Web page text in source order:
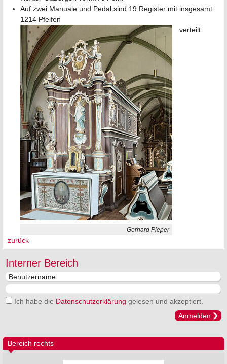
Auf zwei Manuale und Pedal sind 19 Register mit insgesamt
1214 Pfeifen
verteilt.
Gerhard Pieper
zurück
Interner Bereich
Ich habe die Datenschutzerklärung gelesen und akzeptiert.
Anmelden
Bereich rechts